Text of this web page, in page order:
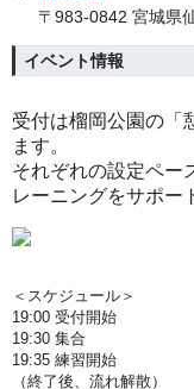
〒983-0842 宮城県
イベント情報
受付は榴岡公園の「
ます。
それぞれの設定ペー
レーニングをサポー
＜スケジュール＞
19:00 受付開始
19:30 集合
19:35 練習開始
（終了後、流れ解散）